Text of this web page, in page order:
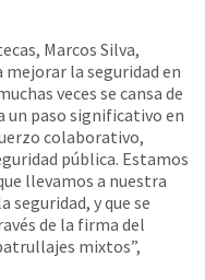
Marcos Silva,
la seguridad en
veces se cansa de
un paso significativo en
colaborativo,
pública. Estamos
llevamos a nuestra
seguridad, y que se
de la firma del
mixtos”,